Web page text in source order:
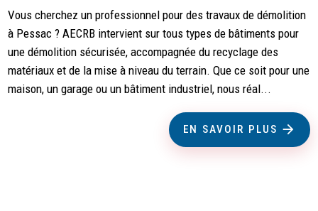
Vous cherchez un professionnel pour des travaux de démolition
à Pessac ? AECRB intervient sur tous types de bâtiments pour
une démolition sécurisée, accompagnée du recyclage des
matériaux et de la mise à niveau du terrain. Que ce soit pour une
maison, un garage ou un bâtiment industriel, nous réal...
EN SAVOIR PLUS